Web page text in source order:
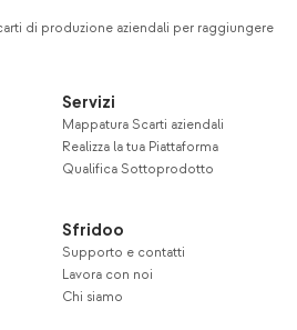
di produzione aziendali per raggiungere
Servizi
Mappatura Scarti aziendali
Realizza la tua Piattaforma
Qualifica Sottoprodotto
Sfridoo
Supporto e contatti
Lavora con noi
Chi siamo